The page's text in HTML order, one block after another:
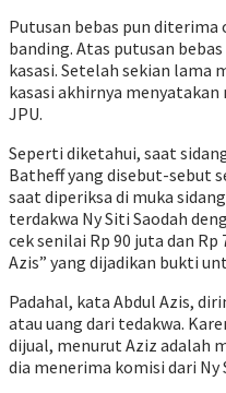
Putusan bebas pun
banding. Atas putusan
kasasi. Setelah sekian
kasasi akhirnya
JPU.
Seperti diketahui, saat
Batheff yang disebut-sebut
saat diperiksa di muka
terdakwa Ny Siti Saodah
cek senilai Rp 90 juta dan
Azis” yang dijadikan bukti
Padahal, kata Abdul Azis,
atau uang dari tedakwa.
dijual, menurut Aziz adalah
dia menerima komisi dari Ny